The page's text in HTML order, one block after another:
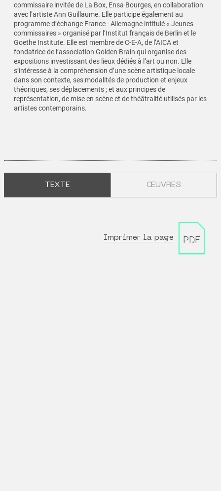
TEXTE ŒUVRES
commissaire invitée de La Box, Ensa Bourges, en collaboration
avec l’artiste Ann Guillaume. Elle participe également au
programme d’échange France - Allemagne intitulé « Jeunes
commissaires » organisé par l’Institut français de Berlin et le
Goethe Institute. Elle est membre de C-E-A, de l’AICA et
fondatrice de l’association Golden Brain qui organise des
expositions investissant des lieux dédiés à l’art ou non. Elle
s’intéresse à la compréhension d’une scène artistique locale
dans son contexte, ses modalités de production et enjeux
théoriques, ses déplacements ; et aux principes de
représentation, de mise en scène et de théâtralité utilisés par les
artistes contemporains.
Imprimer la page PDF